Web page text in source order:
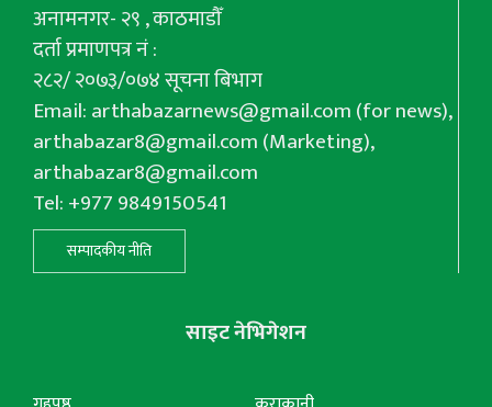
अनामनगर- २९ , काठमाडौँ
दर्ता प्रमाणपत्र नं :
२८२/ २०७३/०७४ सूचना बिभाग
Email:arthabazarnews@gmail.com(for news),
arthabazar8@gmail.com(Marketing),
arthabazar8@gmail.com
Tel: +977 9849150541
सम्पादकीय नीति
साइट नेभिगेशन